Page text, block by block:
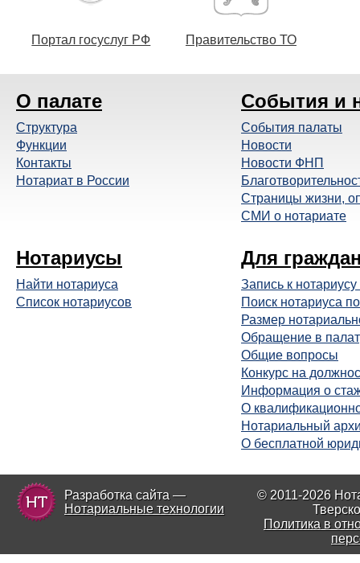
Портал госуслуг РФ Правительство ТО
О палате
Структура
Функции
Контакты
Нотариат в России
События и
События палаты
Новости
Новости ФНП
Страницы жизни,
СМИ о нотариате
Нотариусы
Найти нотариуса
Список нотариусов
Для
Запись к нотариусу
Поиск нотариуса
Размер
Обращение в
Общие вопросы
Конкурс на
Информация о
О
Нотариальный
О бесплатной
Разработка сайта —
Нотариальные технологии
© 2011-2026
Политика в